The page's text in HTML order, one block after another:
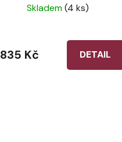
Skladem(4 ks)
DETAIL
835 Kč